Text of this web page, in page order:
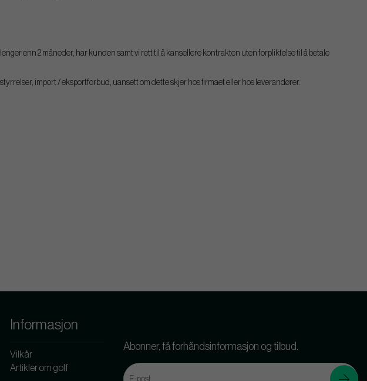
enn 2 måneder, har kunden samt vi rett til å kansellere kontrakten uten forpliktelse til å betale
import / eksportforbud, uansett om dette skjer hos firmaet eller hos leverandører.
Informasjon
Vilkår
Artikler om golf
Abonner, få forhåndsinformasjon og tilbud.